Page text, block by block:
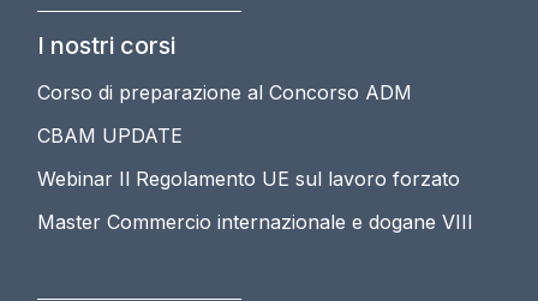
I nostri corsi
Corso di preparazione al Concorso ADM
CBAM UPDATE
Webinar Il Regolamento UE sul lavoro forzato
Master Commercio internazionale e dogane VIII